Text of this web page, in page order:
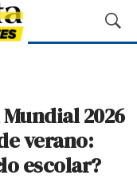
M
o
a
r
Mundial 2026
verano:
escolar?